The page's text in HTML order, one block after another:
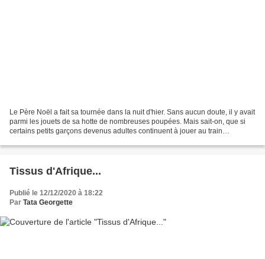
Le Père Noël a fait sa tournée dans la nuit d'hier. Sans aucun doute, il y avait
parmi les jouets de sa hotte de nombreuses poupées. Mais sait-on, que si
certains petits garçons devenus adultes continuent à jouer au train
Tissus d'Afrique...
Publié le 12/12/2020 à 18:22
Par Tata Georgette